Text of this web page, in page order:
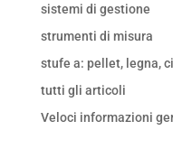
sistemi di gestione
strumenti di misura
stufe a: pellet, legna,
tutti gli articoli
Veloci informazioni